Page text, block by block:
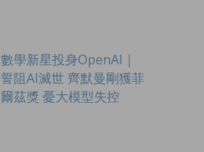
數學新星投身OpenAI｜
誓阻AI滅世 齊默曼剛獲菲
爾茲獎 憂大模型失控